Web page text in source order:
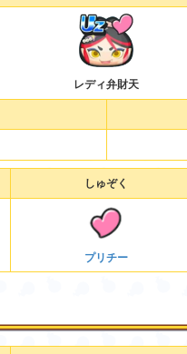
レディ弁財天
しゅぞく
プリチー